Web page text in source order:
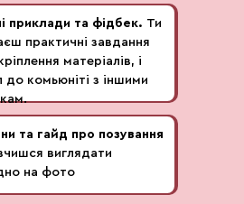
«штучно» без
позування, рух, енергія
— таймер чи відео, і як
природно
природно та
фото: ракурси, міміка,
та гайд про позування
виглядати
на фото
приклади та фідбек. Ти
практичні завдання
матеріалів, і
до комьюніті з іншими